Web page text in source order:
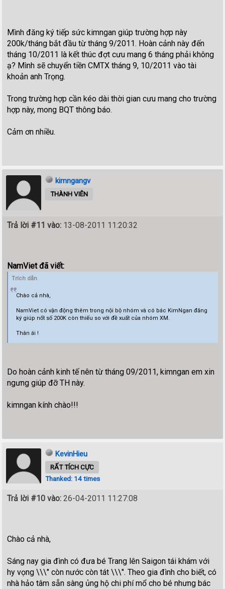
Mình đăng ký tiếp sức kimngan giúp trường hợp này
200k/tháng bắt đầu từ tháng 9/2011. Hoàn cảnh này đến
tháng 10/2011 là kết thúc đợt cưu mang 6 tháng phải không
ạ? Mình sẽ chuyển tiền CMTX tháng 9, 10/2011 vào tài
khoản anh Trọng.
Trong trường hợp cần kéo dài thời gian cưu mang cho trường
hợp này, mong BQT thông báo.
Cảm ơn nhiều.
kimngangv
THÀNH VIÊN
Trả lời #11 vào: 13-08-2011 11:20:32
NamViet đã viết:
Trích dẫn
Chào cả nhà,
NamViet có vận động thêm trong nội bộ nhóm và có bác KimNgan đăng
ký giúp nốt số 200K còn thiếu so với đề xuất của nhóm XM.
Thân ái !
Do hoàn cảnh kinh tế nên từ tháng 09/2011, kimngan em xin
ngưng giúp đỡ TH này.
kimngan kính chào!!!
KevinHieu
RẤT TÍCH CỰC
Thanked: 14 times
Trả lời #10 vào: 26-04-2011 11:27:08
Chào cả nhà,
Sáng nay gia đình có đưa bé Trang lên Saigon tái khám với
hy vọng \\\" còn nước còn tát \\\". Theo gia đình cho biết, có
nhà hảo tâm sẵn sàng ủng hộ chi phí mổ cho bé nhưng bác